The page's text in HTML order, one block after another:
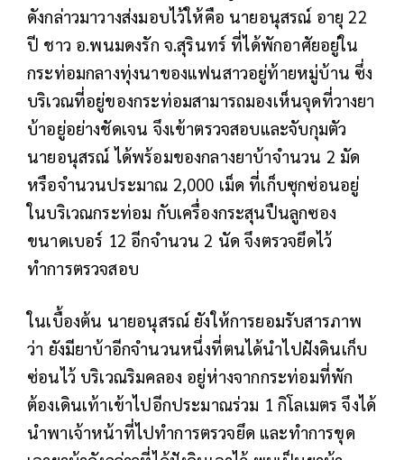
ดังกล่าวมาวางส่งมอบไว้ให้คือ นายอนุสรณ์ อายุ 22
ปี ชาว อ.พนมดงรัก จ.สุรินทร์ ที่ได้พักอาศัยอยู่ใน
กระท่อมกลางทุ่งนาของแฟนสาวอยู่ท้ายหมู่บ้าน ซึ่ง
บริเวณที่อยู่ของกระท่อมสามารถมองเห็นจุดที่วางยา
บ้าอยู่อย่างชัดเจน จึงเข้าตรวจสอบและจับกุมตัว
นายอนุสรณ์ ได้พร้อมของกลางยาบ้าจำนวน 2 มัด
หรือจำนวนประมาณ 2,000 เม็ด ที่เก็บซุกซ่อนอยู่
ในบริเวณกระท่อม กับเครื่องกระสุนปืนลูกซอง
ขนาดเบอร์ 12 อีกจำนวน 2 นัด จึงตรวจยึดไว้
ทำการตรวจสอบ
ในเบื้องต้น นายอนุสรณ์ ยังให้การยอมรับสารภาพ
ว่า ยังมียาบ้าอีกจำนวนหนึ่งที่ตนได้นำไปฝังดินเก็บ
ซ่อนไว้ บริเวณริมคลอง อยู่ห่างจากกระท่อมที่พัก
ต้องเดินเท้าเข้าไปอีกประมาณร่วม 1 กิโลเมตร จึงได้
นำพาเจ้าหน้าที่ไปทำการตรวจยึด และทำการขุด